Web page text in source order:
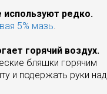
используют редко.
5% мазь.
горячий воздух.
бляшки горячим
и подержать руки над